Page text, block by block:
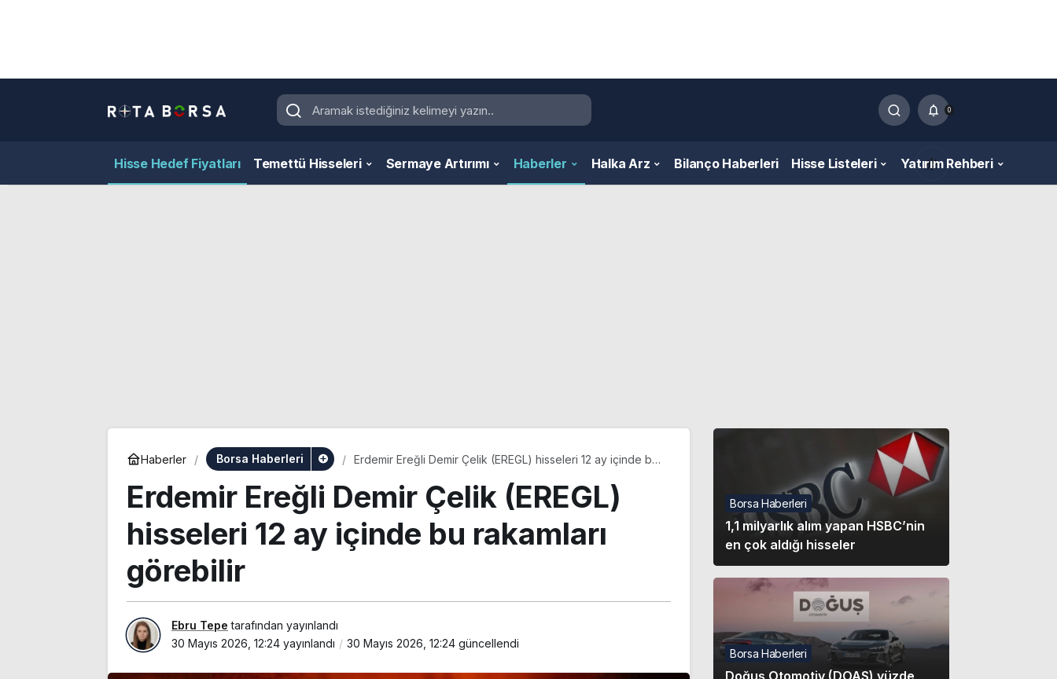
0
Hisse Hedef Fiyatları Temettü Hisseleri Sermaye Artırımı Haberler Halka Arz Bilanço Haberleri Hisse Listeleri Yatırım Rehberi
Sistem modunu seçin.
Haberler Borsa Haberleri
Erdemir Ereğli Demir Çelik (EREGL) hisseleri 12 ay içinde bu
Erdemir Ereğli Demir Çelik (EREGL)
hisseleri 12 ay içinde bu rakamları
görebilir
Ebru Tepe tarafından yayınlandı
30 Mayıs 2026, 12:24 yayınlandı 30 Mayıs 2026, 12:24 güncellendi
Borsa Haberleri
1,1 milyarlık alım yapan HSBC’nin
en çok aldığı hisseler
Borsa Haberleri
Doğuş Otomotiv (DOAS) yüzde